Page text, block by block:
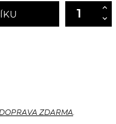
ZDARMA.